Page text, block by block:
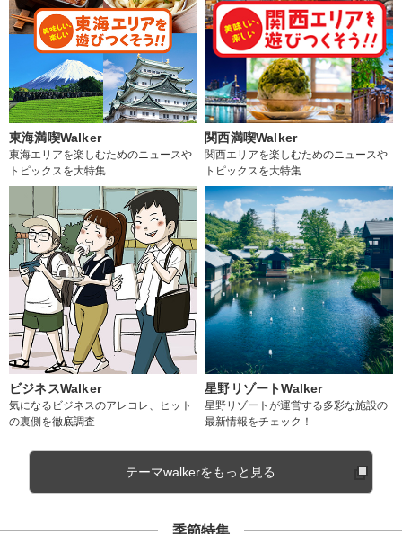
東海満喫Walker
東海エリアを楽しむためのニュースや
トピックスを大特集
関西満喫Walker
関西エリアを楽しむためのニュースや
トピックスを大特集
ビジネスWalker
気になるビジネスのアレコレ、ヒット
の裏側を徹底調査
星野リゾートWalker
星野リゾートが運営する多彩な施設の
最新情報をチェック！
テーマwalkerをもっと見る